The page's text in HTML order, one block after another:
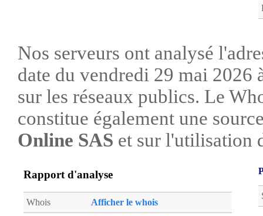
Nos serveurs ont analysé
date du vendredi 29 mai 2026
sur les réseaux publics. Le
constitue également une
Online SAS et sur l'utilisation
Rapport d'analyse
Whois Afficher le whois